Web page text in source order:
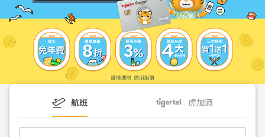
航班 虎加酒